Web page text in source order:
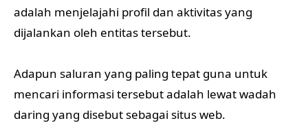
adalah menjelajahi profil dan aktivitas yang
dijalankan oleh entitas tersebut.
Adapun saluran yang paling tepat guna untuk
mencari informasi tersebut adalah lewat wadah
daring yang disebut sebagai situs web.